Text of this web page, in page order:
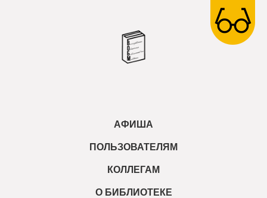
АФИША
ПОЛЬЗОВАТЕЛЯМ
КОЛЛЕГАМ
О БИБЛИОТЕКЕ